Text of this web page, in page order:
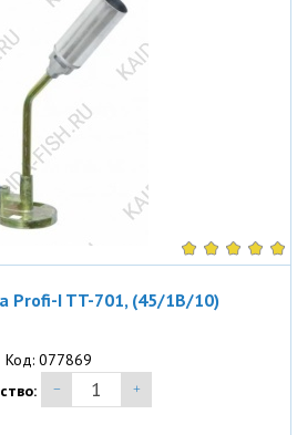
Profi-I TT-701, (45/1B/10)
Код: 077869